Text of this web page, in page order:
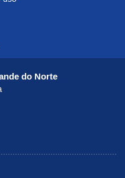
para o
do Norte